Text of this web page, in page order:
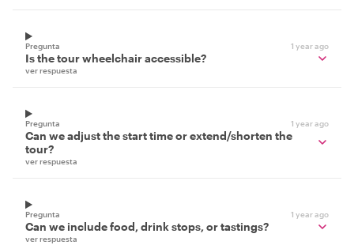
Pregunta 1 year ago
Is the tour wheelchair accessible?
ver respuesta
Pregunta 1 year ago
Can we adjust the start time or extend/shorten the
tour?
ver respuesta
Pregunta 1 year ago
Can we include food, drink stops, or tastings?
ver respuesta